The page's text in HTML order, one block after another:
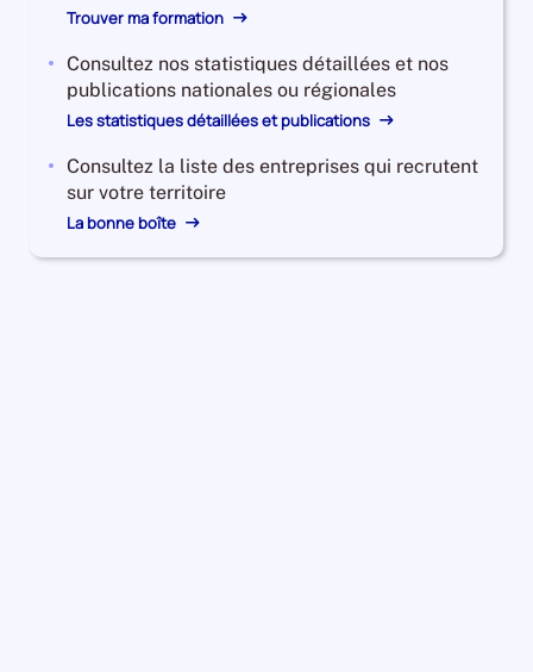
Trouver ma formation
Consultez nos statistiques détaillées et nos
publications nationales ou régionales
Les statistiques détaillées et publications
Consultez la liste des entreprises qui recrutent
sur votre territoire
La bonne boîte